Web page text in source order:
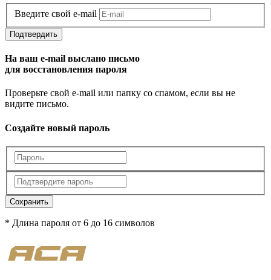
Введите свой e-mail
Подтвердить
На ваш e-mail выслано письмо
для восстановления пароля
Проверьте свой e-mail или папку со спамом, если вы не
видите письмо.
Создайте новый пароль
Сохранить
* Длина пароля от 6 до 16 символов